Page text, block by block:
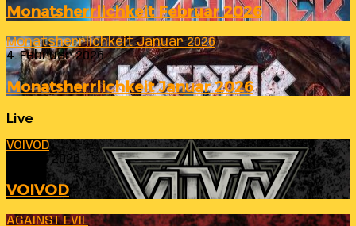
Monatsherrlichkeit Februar 2026
Monatsherrlichkeit Januar 2026
4. Februar 2026
Monatsherrlichkeit Januar 2026
Live
VOIVOD
23. Juli 2026
VOIVOD
AGAINST EVIL